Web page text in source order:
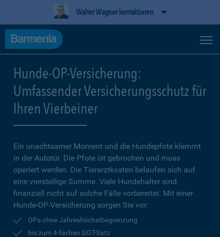
Walter Wagner kontaktieren
Hunde-OP-Versicherung:
Umfassender Versicherungsschutz für
Ihren Vierbeiner
Ein unachtsamer Moment und die Hundepfote klemmt
in der Autotür. Die Pfote ist gebrochen und muss
operiert werden. Die Tierarztkosten belaufen sich auf
eine vierstellige Summe. Viele Hundehalter sind
finanziell nicht auf solche Fälle vorbereitet. Mit einer
Hunde-OP-Versicherung sorgen Sie vor:
OPs ohne Jahreshöchstbegrenzung
bis zum 4-fachen GOT-Satz